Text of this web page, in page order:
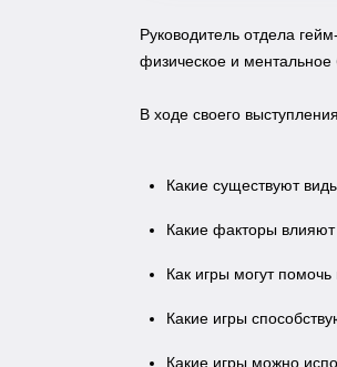
Руководитель отдела
физическое и ментальное
В ходе своего
Какие существуют
Какие факторы
Как игры могут
Какие игры
Какие игры можно